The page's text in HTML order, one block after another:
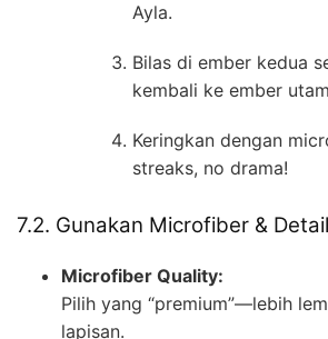
Ayla.
Bilas di ember kedua
kembali ke ember
Keringkan dengan
streaks, no drama!
7.2. Gunakan Microfiber &
Microfiber Quality:
Pilih yang “premium”—lebih
lapisan.